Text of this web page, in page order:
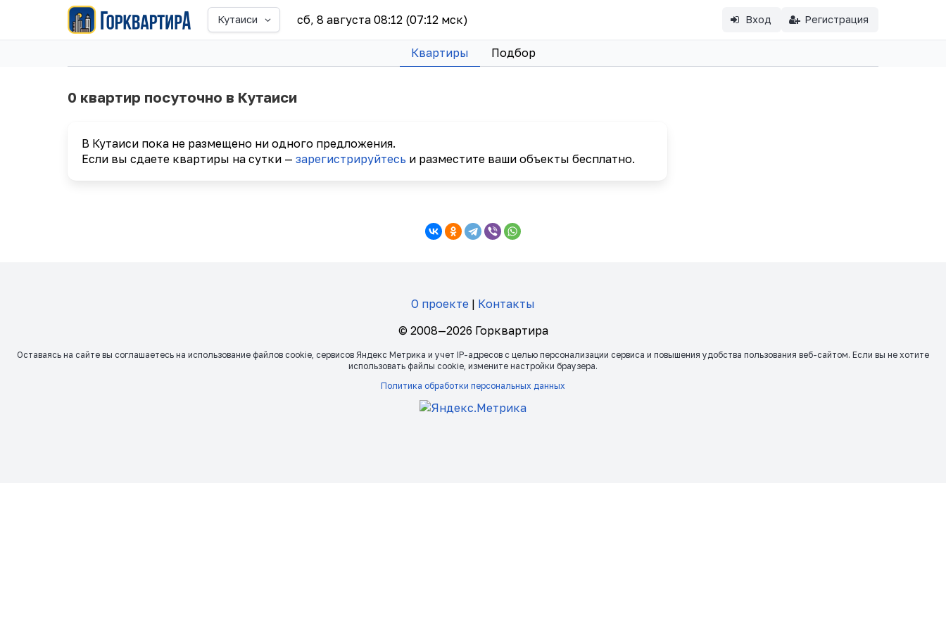
Кутаиси сб, 8 августа 08:12 (07:12 мск) Вход Регистрация
Квартиры Подбор
0 квартир посуточно в Кутаиси
В Кутаиси пока не размещено ни одного предложения.
Если вы сдаете квартиры на сутки — зарегистрируйтесь и разместите ваши объекты бесплатно.
О проекте | Контакты
© 2008—2026 Горквартира
Оставаясь на сайте вы соглашаетесь на использование файлов сookie, сервисов Яндекс Метрика и учет IP-адресов с целью персонализации сервиса и повышения удобства пользования веб-сайтом. Если вы не хотите
использовать файлы сookie, измените настройки браузера.
Политика обработки персональных данных